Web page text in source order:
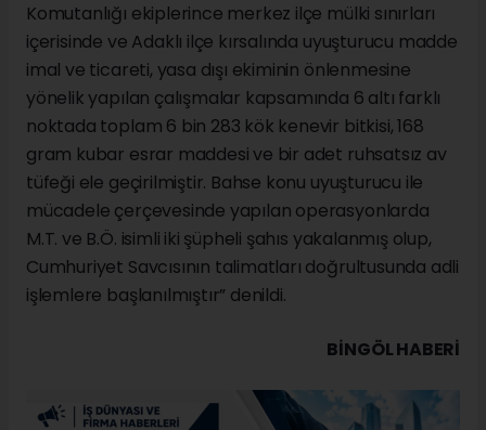
Komutanlığı ekiplerince merkez ilçe mülki sınırları
içerisinde ve Adaklı ilçe kırsalında uyuşturucu madde
imal ve ticareti, yasa dışı ekiminin önlenmesine
yönelik yapılan çalışmalar kapsamında 6 altı farklı
noktada toplam 6 bin 283 kök kenevir bitkisi, 168
gram kubar esrar maddesi ve bir adet ruhsatsız av
tüfeği ele geçirilmiştir. Bahse konu uyuşturucu ile
mücadele çerçevesinde yapılan operasyonlarda
M.T. ve B.Ö. isimli iki şüpheli şahıs yakalanmış olup,
Cumhuriyet Savcısının talimatları doğrultusunda adli
işlemlere başlanılmıştır” denildi.
BINGÖL HABERİ